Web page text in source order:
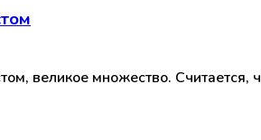
великое множество.